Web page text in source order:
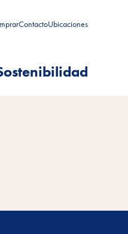
ContactoUbicaciones